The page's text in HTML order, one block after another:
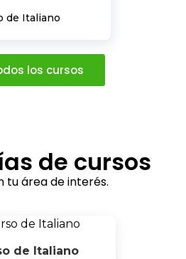
de Italiano
los cursos
de cursos
tu área de interés.
de Italiano